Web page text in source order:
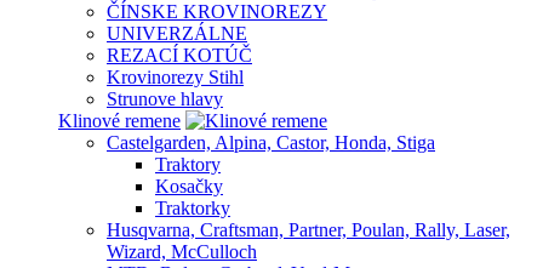
ČÍNSKE KROVINOREZY
UNIVERZÁLNE
REZACÍ KOTÚČ
Krovinorezy Stihl
Strunove hlavy
Klinové remene
Castelgarden, Alpina, Castor, Honda, Stiga
Traktory
Kosačky
Traktorky
Husqvarna, Craftsman, Partner, Poulan, Rally, Laser,
Wizard, McCulloch